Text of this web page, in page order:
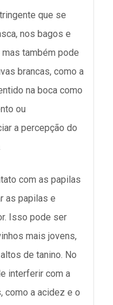
que se
nos bagos e
também pode
brancas, como a
na boca como
ou
a percepção do
com as papilas
as papilas e
Isso pode ser
mais jovens,
de tanino. No
interferir com a
como a acidez e o